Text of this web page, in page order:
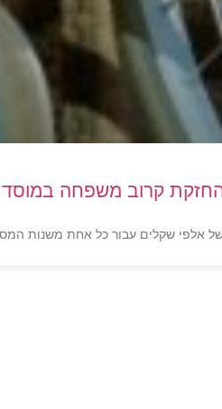
קרוב משפחה במוסד
אלפי שקלים עבור כל אחת משנות